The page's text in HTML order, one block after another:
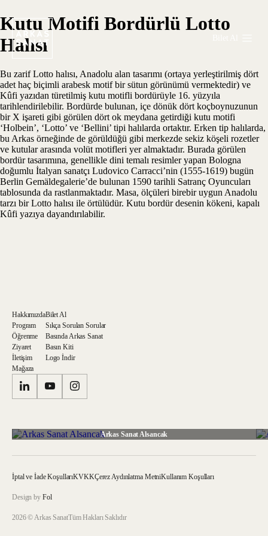
Kutu Motifi Bordürlü Lotto
Halısı
Bu zarif Lotto halısı, Anadolu alan tasarımı (ortaya yerleştirilmiş dört
adet haç biçimli arabesk motif bir sütun görünümü vermektedir) ve
Kûfi yazıdan türetilmiş kutu motifli bordürüyle 16. yüzyıla
tarihlendirilebilir. Bordürde bulunan, içe dönük dört koçboynuzunun
bir X işareti gibi görülen dört ok meydana getirdiği kutu motifi
‘Holbein’, ‘Lotto’ ve ‘Bellini’ tipi halılarda ortaktır. Erken tip halılarda,
bu Arkas örneğinde de görüldüğü gibi merkezde sekiz köşeli rozetler
ve kutular arasında volüt motifleri yer almaktadır. Burada görülen
bordür tasarımına, genellikle dini temalı resimler yapan Bologna
doğumlu İtalyan sanatçı Ludovico Carracci’nin (1555-1619) bugün
Berlin Gemäldegalerie’de bulunan 1590 tarihli Satranç Oyuncuları
tablosunda da rastlanmaktadır. Masa, ölçüleri birebir uygun Anadolu
tarzı bir Lotto halısı ile örtülüdür. Kutu bordür desenin kökeni, kapalı
Kûfi yazıya dayandırılabilir.
Hakkımızda
Program
Öğrenme
Ziyaret
İletişim
Mağaza
Bilet Al
Sıkça Sorulan Sorular
Basında Arkas Sanat
Basın Kiti
Logo İndir
Arkas Sanat Alsancak
2026 © Arkas SanatTüm Hakları Saklıdır
İptal ve İade KoşullarıKVKKÇerez Aydınlatma MetniKullanım Koşulları
Design by Fol